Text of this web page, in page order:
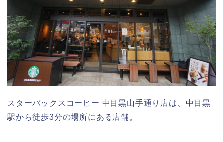
スターバックスコーヒー 中目黒山手通り店は、中目黒
駅から徒歩3分の場所にある店舗。